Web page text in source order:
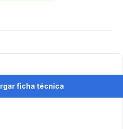
ficha técnica